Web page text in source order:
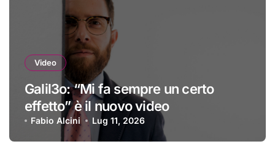
Video
Galil3o: “Mi fa sempre un certo
effetto” è il nuovo video
Fabio Alcini Lug 11, 2026